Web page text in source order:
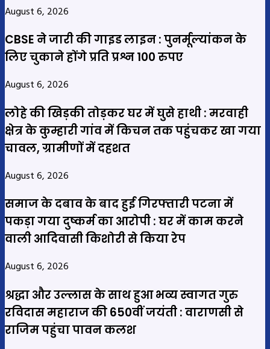
August 6, 2026
CBSE ने जारी की गाइड लाइन : पुनर्मूल्यांकन के
लिए चुकाने होंगे प्रति प्रश्न 100 रुपए
August 6, 2026
लोहे की खिड़की तोड़कर घर में घुसे हाथी : मरवाही
क्षेत्र के कुम्हारी गांव में किचन तक पहुंचकर खा गया
चावल, ग्रामीणों में दहशत
August 6, 2026
समाज के दबाव के बाद हुई गिरफ्तारी पटना में
पकड़ा गया दुष्कर्म का आरोपी : घर में काम करने
वाली आदिवासी किशोरी से किया रेप
August 6, 2026
श्रद्धा और उल्लास के साथ हुआ भव्य स्वागत गुरु
रविदास महाराज की 650वीं जयंती : वाराणसी से
राजिम पहुंचा पावन कलश